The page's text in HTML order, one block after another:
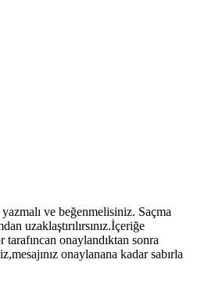
ve beğenmelisiniz. Saçma
uzaklaştırılırsınız.İçeriğe
tarafıncan onaylandıktan sonra
onaylanana kadar sabırla